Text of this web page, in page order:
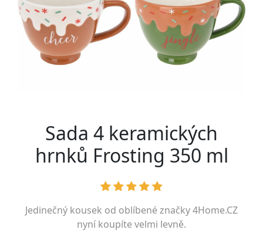
Sada 4 keramických
hrnků Frosting 350 ml
Jedinečný kousek od oblíbené značky4Home.CZ
nyní koupíte velmi levně.